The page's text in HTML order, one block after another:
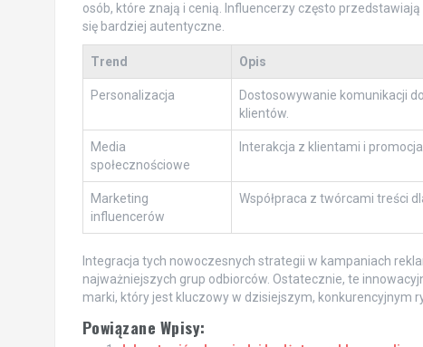
osób, które znają i cenią. Influencerzy często
się bardziej autentyczne.
Trend Opis
Personalizacja
Dostosowywanie komunikacji
klientów.
Media
społecznościowe
Interakcja z klientami i promocja
Marketing
influencerów
Współpraca z twórcami treści
Integracja tych nowoczesnych strategii w kampaniach
najważniejszych grup odbiorców. Ostatecznie, te
marki, który jest kluczowy w dzisiejszym, konkurencyjnym
Powiązane Wpisy: